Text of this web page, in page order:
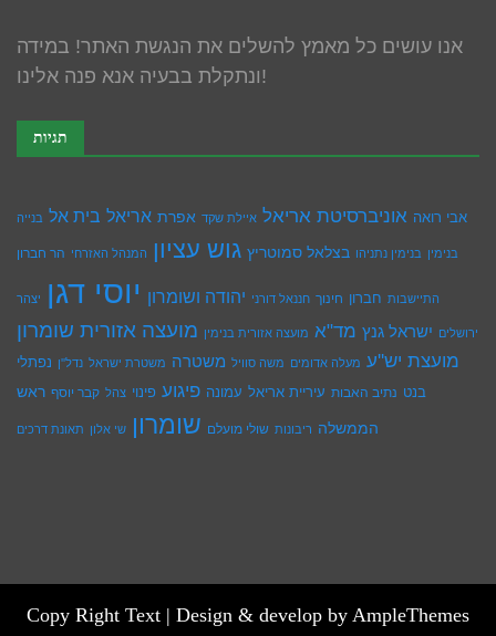
אנו עושים כל מאמץ להשלים את הנגשת האתר! במידה
ונתקלת בבעיה אנא פנה אלינו!
תגיות
אבי רואה אוניברסיטת אריאל איילת שקד אפרת אריאל בית אל בנייה
בנימין בנימין נתניהו בצלאל סמוטריץ גוש עציון המנהל האזרחי הר חברון
התיישבות חברון חינוך חננאל דורני יהודה ושומרון יוסי דגן יצהר
ירושלים ישראל גנץ מד"א מועצה אזורית בנימין מועצה אזורית שומרון
מועצת יש''ע מעלה אדומים משה סוויל משטרה משטרת ישראל נדל''ן נפתלי
בנט נתיב האבות עיריית אריאל עמונה פיגוע פינוי צהל קבר יוסף ראש
הממשלה ריבונות שולי מועלם שומרון שי אלון תאונת דרכים
Copy Right Text | Design & develop by AmpleThemes